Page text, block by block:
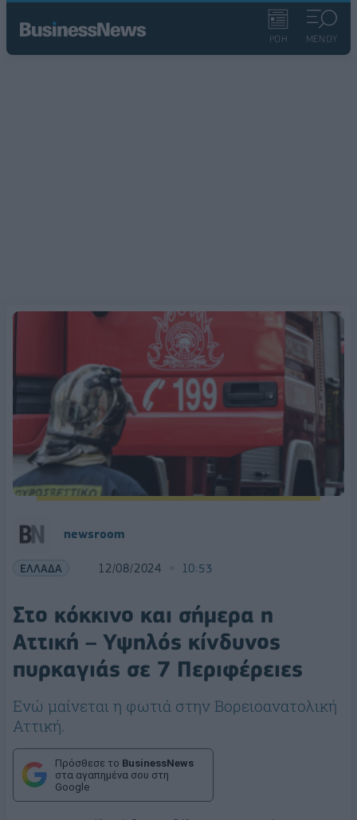
ΡΟΗ ΜΕΝΟΥ
newsroom
ΕΛΛΑΔΑ 12/08/2024 10:53
Στο κόκκινο και σήμερα η
Αττική – Υψηλός κίνδυνος
πυρκαγιάς σε 7 Περιφέρειες
Ενώ μαίνεται η φωτιά στην Βορειοανατολική
Αττική.
Πρόσθεσε το BusinessNews
στα αγαπημένα σου στη
Google